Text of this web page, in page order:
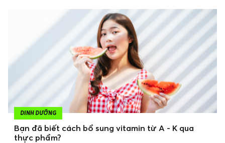
DINH DƯỠNG
Bạn đã biết cách bổ sung vitamin từ A - K qua
thực phẩm?